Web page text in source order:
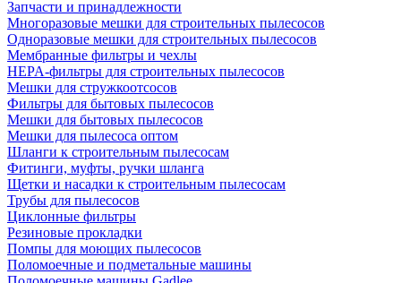
Запчасти и принадлежности
Многоразовые мешки для строительных пылесосов
Одноразовые мешки для строительных пылесосов
Мембранные фильтры и чехлы
HEPA-фильтры для строительных пылесосов
Мешки для стружкоотсосов
Фильтры для бытовых пылесосов
Мешки для бытовых пылесосов
Мешки для пылесоса оптом
Шланги к строительным пылесосам
Фитинги, муфты, ручки шланга
Щетки и насадки к строительным пылесосам
Трубы для пылесосов
Циклонные фильтры
Резиновые прокладки
Помпы для моющих пылесосов
Поломоечные и подметальные машины